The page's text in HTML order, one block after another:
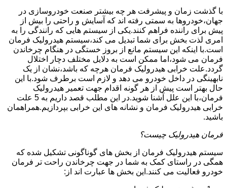
با گذشت زمان و پیشرفت هر چه بیشتر صنعت خودروسازی در
جهان،خودروها به سمتی رفته اند که آسایش و راحتی را بیش از
پیش برای راننده فراهم کنند.یکی از سیستم هایی که رانندگی را به
امری لذت بخش برای شما تبدیل می کند،سیستم هیدرولیک فرمان
است.با اینکه این سیستم مانع از بروز خستگی در هنگام چرخاندن
فرمان می شود،اما ممکن است به دلایل مختلف دچار اختلال
گردد.علت خرابی هیدرولیک فرمان هرچه که باشد،نشان از یک
نابهینگی در داخل خودرو می دهد و لازم است برطرف شود.با این
حال بهتر است پیش از هر گونه اقدام جهت تعمیر هیدرولیک
فرمان،با این علل آشنا شوید.در این مطلب قصد داریم به 5 علت
خرابی هیدرولیک فرمان و نشانه های این خرابی بپردازیم.همراهمان
باشید.
فرمان هیدرولیک چیست؟
سیستم هیدرولیک فرمان از بخش های گوناگونی تشکیل شده که
همگی در راستای کمک به شما در جهت چرخاندن راحت تر فرمان
خودرو فعالیت می کنند.این بخش ها عبارت اند از: